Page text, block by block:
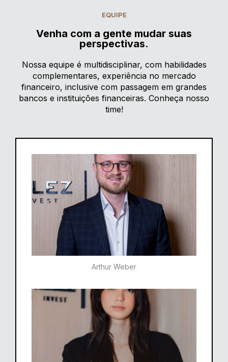
EQUIPE
Venha com a gente mudar suas
perspectivas.
Nossa equipe é multidisciplinar, com habilidades
complementares, experiência no mercado
financeiro, inclusive com passagem em grandes
bancos e instituições financeiras. Conheça nosso
time!
Arthur Weber